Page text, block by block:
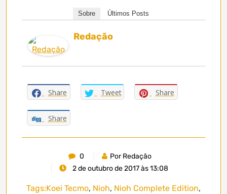
Sobre Últimos Posts
Redação
Share Tweet Share
Share
0
Por Redação
2 de outubro de 2017 às 13:08
Tags:Koei Tecmo, Nioh, Nioh Complete Edition,